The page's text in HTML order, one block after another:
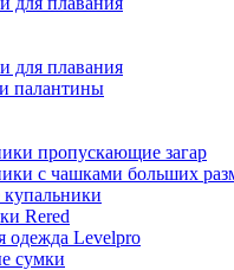
для плавания
палантины
пропускающие загар
с чашками больших
купальники
Rered
одежда Levelpro
сумки